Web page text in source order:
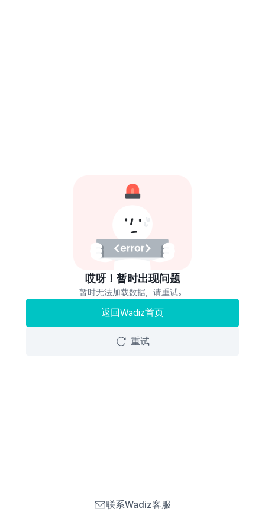
哎呀！暂时出现问题
暂时无法加载数据，请重试。
返回Wadiz首页
重试
联系Wadiz客服